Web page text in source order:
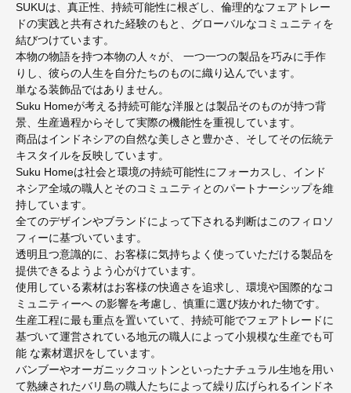
SUKUは、真正性、持続可能性に根ざし、倫理的なフェアトレー
ドの実践と共有された経験のもと、グローバルなコミュニティを
結びつけています。
本物の物語を持つ本物の人々が、 一つ一つの製品を巧みに手作
りし、彼らの人生を自分たちのものに織り込んでいます。
単なる装飾品ではありません。
Suku Homeが考える持続可能な洋服とは製品そのものが持つ背
景、生産過程からそして実際の機能性を重視しています。
商品はインドネシアの自然な美しさと豊かさ、そしてその伝統テ
キスタイルを反映しています。
Suku Homeは社会と環境の持続可能性にフォーカスし、インド
ネシア全域の職人とそのコミュニティとのパートナーシップを維
持しています。
全てのデザインやブランドによって下される判断はこのフィロソ
フィーに基づいています。
透明且つ意識的に、お客様に気持ちよく使っていただける製品を
提供できるようよう心がけています。
使用している素材はお客様の快適さを追求し、環境や国際的なコ
ミュニティーへ の影響を考慮し、慎重に選び抜かれた物です。
生産工程に最も重点を置いていて、持続可能でフェアトレードに
基づいて運営されている地元の職人によって小規模な生産でも可
能 な素材選択をしています。
バンブーやオーガニックコットンといったナチュラル生地を用い
て熟練されたバリ島の職人たちによって繰り広げられるインドネ